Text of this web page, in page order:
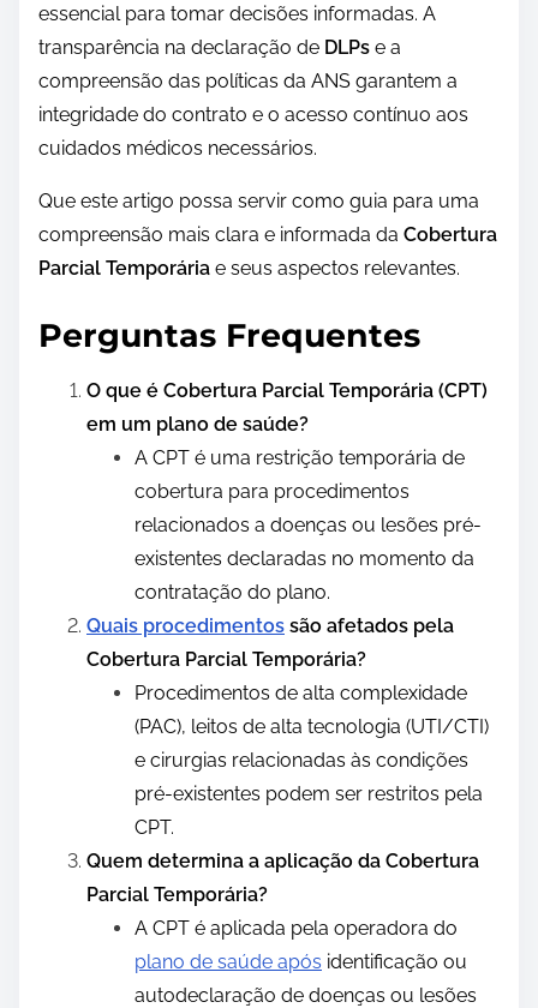
essencial para tomar decisões informadas. A
transparência na declaração de DLPs e a
compreensão das políticas da ANS garantem a
integridade do contrato e o acesso contínuo aos
cuidados médicos necessários.
Que este artigo possa servir como guia para uma
compreensão mais clara e informada da Cobertura
Parcial Temporária e seus aspectos relevantes.
Perguntas Frequentes
O que é Cobertura Parcial Temporária (CPT)
em um plano de saúde?
A CPT é uma restrição temporária de
cobertura para procedimentos
relacionados a doenças ou lesões pré-
existentes declaradas no momento da
contratação do plano.
Quais procedimentos são afetados pela
Cobertura Parcial Temporária?
Procedimentos de alta complexidade
(PAC), leitos de alta tecnologia (UTI/CTI)
e cirurgias relacionadas às condições
pré-existentes podem ser restritos pela
CPT.
Quem determina a aplicação da Cobertura
Parcial Temporária?
A CPT é aplicada pela operadora do
plano de saúde após identificação ou
autodeclaração de doenças ou lesões